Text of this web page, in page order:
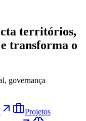
territórios,
transforma o
governança
Projetos